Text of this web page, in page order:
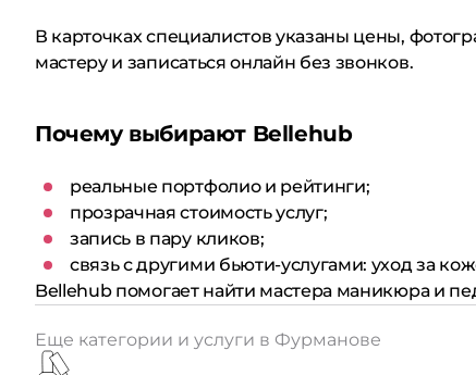
В карточках специалистов указаны цены,
мастеру и записаться онлайн без звонков.
Почему выбирают Bellehub
реальные портфолио и рейтинги;
прозрачная стоимость услуг;
запись в пару кликов;
связь с другими бьюти-услугами: уход за
Bellehub помогает найти мастера маникюра и
Еще категории и услуги в Фурманове